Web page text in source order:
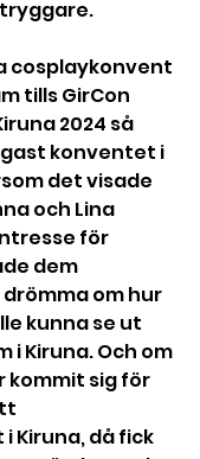
cosplaykonvent
tills GirCon
2024 så
konventet i
det visade
och Lina
för
dem
om hur
kunna se ut
i Kiruna. Och om
kommit sig för
Kiruna, då fick